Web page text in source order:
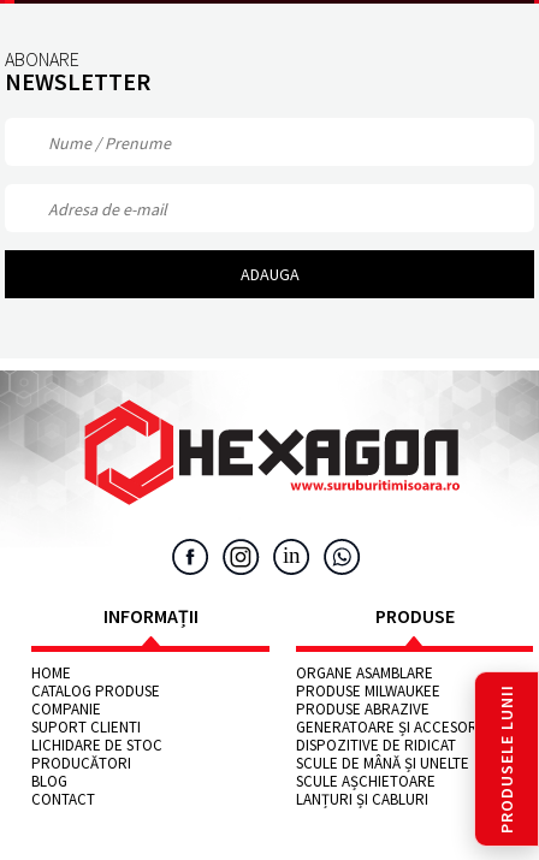
ABONARE
NEWSLETTER
INFORMAȚII
HOME
CATALOG PRODUSE
COMPANIE
SUPORT CLIENTI
LICHIDARE DE STOC
PRODUCĂTORI
BLOG
CONTACT
PRODUSE
ORGANE ASAMBLARE
PRODUSE MILWAUKEE
PRODUSE ABRAZIVE
GENERATOARE ȘI ACCESORII
DISPOZITIVE DE RIDICAT
SCULE DE MÂNĂ ȘI UNELTE
SCULE AȘCHIETOARE
LANȚURI ȘI CABLURI
PRODUSELE LUNII